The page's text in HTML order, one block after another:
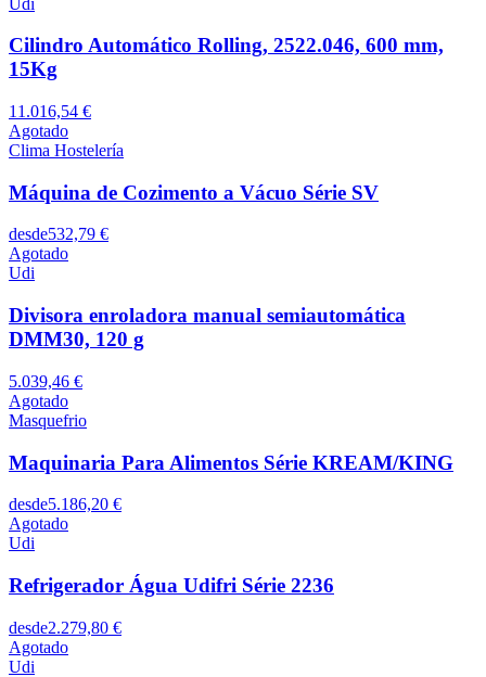
Cilindro Automático Rolling, 2522.046, 600 mm,
15Kg
11.016,54 €
Agotado
Clima Hostelería
Máquina de Cozimento a Vácuo Série SV
desde532,79 €
Agotado
Udi
Divisora enroladora manual semiautomática
DMM30, 120 g
5.039,46 €
Agotado
Masquefrio
Maquinaria Para Alimentos Série KREAM/KING
desde5.186,20 €
Agotado
Udi
Refrigerador Água Udifri Série 2236
desde2.279,80 €
Agotado
Udi